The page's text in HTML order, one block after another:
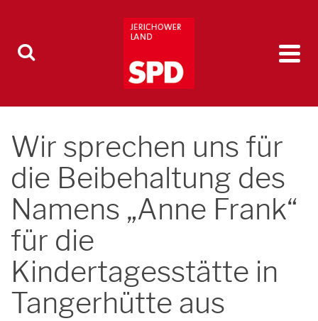
Wir sprechen uns für
die Beibehaltung des
Namens „Anne Frank“
für die
Kindertagesstätte in
Tangerhütte aus